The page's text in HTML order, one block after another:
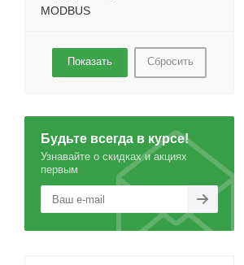
MODBUS
Сбросить
Будьте всегда в курсе!
Узнавайте о скидках и акциях
первым